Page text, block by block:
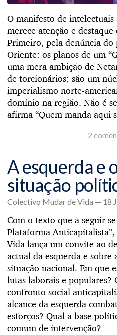
O manifesto de
merece atenção e
Primeiro, pela denúncia
Oriente: os planos de um
uma mera ambição de
de torcionários; são um
imperialismo norte-
domínio na região. Não é
afirma “Quem manda aqui
2
A esquerda e
situação
Colectivo Mudar de Vida — 18
Com o texto que a seguir
Plataforma
Vida lança um convite ao
actual da esquerda e sobre
situação nacional. Em que
lutas laborais e populares?
confronto social
alcance da esquerda
esforços? Qual a base
comum de intervenção?